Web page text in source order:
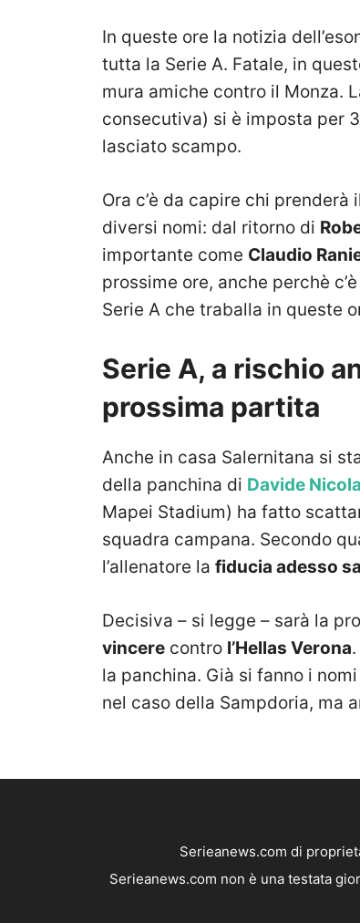
In queste ore la notizia
tutta la Serie A. Fatale, in
mura amiche contro il Monza.
consecutiva) si è imposta per
lasciato scampo.
Ora c’è da capire chi
diversi nomi: dal ritorno di
importante come Claudio
prossime ore, anche perchè
Serie A che traballa in queste
Serie A, a rischio
prossima partita
Anche in casa Salernitana si
della panchina di Davide Nicola
Mapei Stadium) ha fatto
squadra campana. Secondo
l’allenatore la fiducia adesso
Decisiva – si legge – sarà la
vincere contro l’Hellas Verona
la panchina. Già si fanno i
nel caso della Sampdoria, ma
Serieanews.com di
Serieanews.com non è una testata